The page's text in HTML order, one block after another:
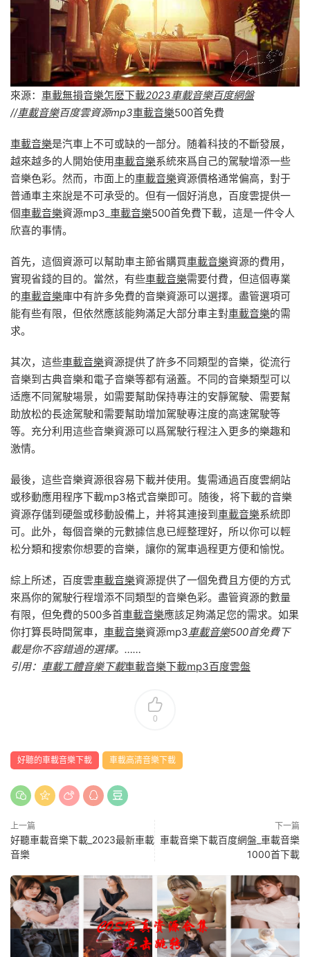
來源： 車載無損音樂怎麽下載2023車載音樂百度網盤
//車載音樂百度雲資源mp3車載音樂500首免費
車載音樂是汽車上不可或缺的一部分。随着科技的不斷發展，
越來越多的人開始使用車載音樂系統來爲自己的駕駛增添一些
音樂色彩。然而，市面上的車載音樂資源價格通常偏高，對于
普通車主來說是不可承受的。但有一個好消息，百度雲提供一
個車載音樂資源mp3_ 車載音樂500首免費下載，這是一件令人
欣喜的事情。
首先，這個資源可以幫助車主節省購買車載音樂資源的費用，
實現省錢的目的。當然，有些車載音樂需要付費，但這個專業
的車載音樂庫中有許多免費的音樂資源可以選擇。盡管選項可
能有些有限，但依然應該能夠滿足大部分車主對車載音樂的需
求。
其次，這些車載音樂資源提供了許多不同類型的音樂，從流行
音樂到古典音樂和電子音樂等都有涵蓋。不同的音樂類型可以
适應不同駕駛場景，如需要幫助保持專注的安靜駕駛、需要幫
助放松的長途駕駛和需要幫助增加駕駛專注度的高速駕駛等
等。充分利用這些音樂資源可以爲駕駛行程注入更多的樂趣和
激情。
最後，這些音樂資源很容易下載并使用。隻需通過百度雲網站
或移動應用程序下載mp3格式音樂即可。随後，将下載的音樂
資源存儲到硬盤或移動設備上，并将其連接到 車載音樂系統即
可。此外，每個音樂的元數據信息已經整理好，所以你可以輕
松分類和搜索你想要的音樂，讓你的駕車過程更方便和愉悅。
綜上所述，百度雲車載音樂資源提供了一個免費且方便的方式
來爲你的駕駛行程增添不同類型的音樂色彩。盡管資源的數量
有限，但免費的500多首車載音樂應該足夠滿足您的需求。如果
你打算長時間駕車， 車載音樂資源mp3車載音樂500首免費下
載是你不容錯過的選擇。……
引用： 車載工體音樂下載車載音樂下載mp3百度雲盤
0
好聽的車載音樂下載 車載高清音樂下載
上一篇
好聽車載音樂下載_2023最新車載
音樂
下一篇
車載音樂下載百度網盤_車載音樂
1000首下載